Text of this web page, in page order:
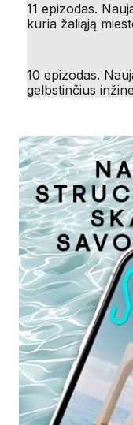
11 epizodas.
kuria žaliąją
10 epizodas.
gelbstinčius